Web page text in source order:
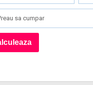
sa cumpar